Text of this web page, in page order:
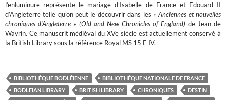
l’enluminure représente le mariage d’Isabelle de France et Edouard II
d’Angleterre telle qu’on peut le découvrir dans les « Anciennes et nouvelles
chroniques d’Angleterre » (Old and New Chronicles of England) de Jean de
Wavrin. Ce manuscrit médiéval du XVe siècle est actuellement conservé à
la British Library sous la référence Royal MS 15 E IV.
BIBLIOTHÈQUE BODLÉIENNE
BIBLIOTHÈQUE NATIONALE DE FRANCE
BODLEIAN LIBRARY
BRITISH LIBRARY CHRONIQUES
DESTIN